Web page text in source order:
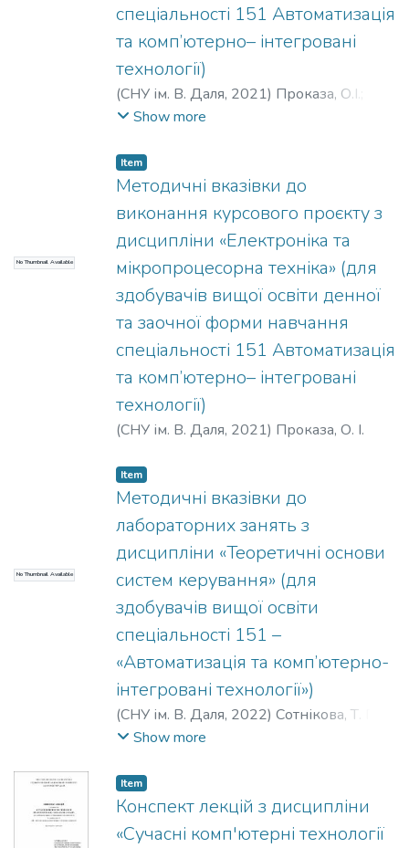
спеціальності 151 Автоматизація
та комп’ютерно– інтегровані
технології)
(СНУ ім. В. Даля, 2021) Проказа, О.І.
Кузнецова, О. В.
Show more
No Thumbnail Available
Item
Методичні вказівки до
виконання курсового проєкту з
дисципліни «Електроніка та
мікропроцесорна техніка» (для
здобувачів вищої освіти денної
та заочної форми навчання
спеціальності 151 Автоматизація
та комп’ютерно– інтегровані
технології)
(СНУ ім. В. Даля, 2021) Проказа, О. І.
No Thumbnail Available
Item
Методичні вказівки до
лабораторних занять з
дисципліни «Теоретичні основи
систем керування» (для
здобувачів вищої освіти
спеціальності 151 –
«Автоматизація та комп’ютерно-
інтегровані технології»)
(СНУ ім. В. Даля, 2022) Сотнікова, Т. Г.
Асманкіна, А. А.
Show more
Item
Конспект лекцій з дисципліни
«Сучасні комп'ютерні технології